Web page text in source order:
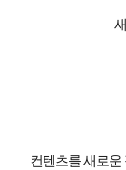
컨텐츠를 새로